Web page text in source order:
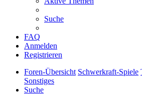
Suche
FAQ
Anmelden
Registrieren
Foren-Übersicht Schwerkraft-Spiele
Sonstiges
Suche